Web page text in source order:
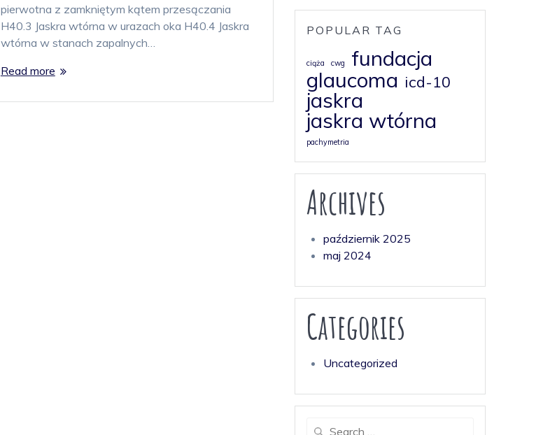
pierwotna z zamkniętym kątem przesączania
H40.3 Jaskra wtórna w urazach oka H40.4 Jaskra
wtórna w stanach zapalnych…
Read more
POPULAR TAG
ciąża cwg
fundacja
glaucoma icd-10
jaskra
jaskra wtórna
pachymetria
Archives
październik 2025
maj 2024
Categories
Uncategorized
Search